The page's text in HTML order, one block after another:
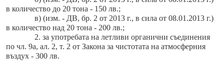
в количество до 20 тона - 150 лв.;
в) (изм. - ДВ, бр. 2 от 2013 г., в сила от 08.01.2013 г.)
в количество над 20 тона - 200 лв.;
2. за употребата на летливи органични съединения
по чл. 9а, ал. 2, т. 2 от Закона за чистотата на атмосферния
въздух - 300 лв.